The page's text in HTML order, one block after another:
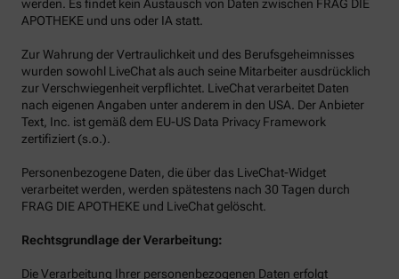
werden. Es findet kein Austausch von Daten zwischen FRAG DIE
APOTHEKE und uns oder IA statt.
Zur Wahrung der Vertraulichkeit und des Berufsgeheimnisses
wurden sowohl LiveChat als auch seine Mitarbeiter ausdrücklich
zur Verschwiegenheit verpflichtet. LiveChat verarbeitet Daten
nach eigenen Angaben unter anderem in den USA. Der Anbieter
Text, Inc. ist gemäß dem EU-US Data Privacy Framework
zertifiziert (s.o.).
Personenbezogene Daten, die über das LiveChat-Widget
verarbeitet werden, werden spätestens nach 30 Tagen durch
FRAG DIE APOTHEKE und LiveChat gelöscht.
Rechtsgrundlage der Verarbeitung:
Die Verarbeitung Ihrer personenbezogenen Daten erfolgt